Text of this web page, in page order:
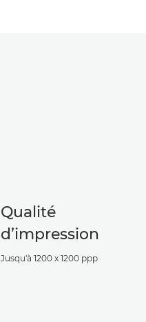
Qualité
d’impression
Jusqu'à 1200 x 1200 ppp